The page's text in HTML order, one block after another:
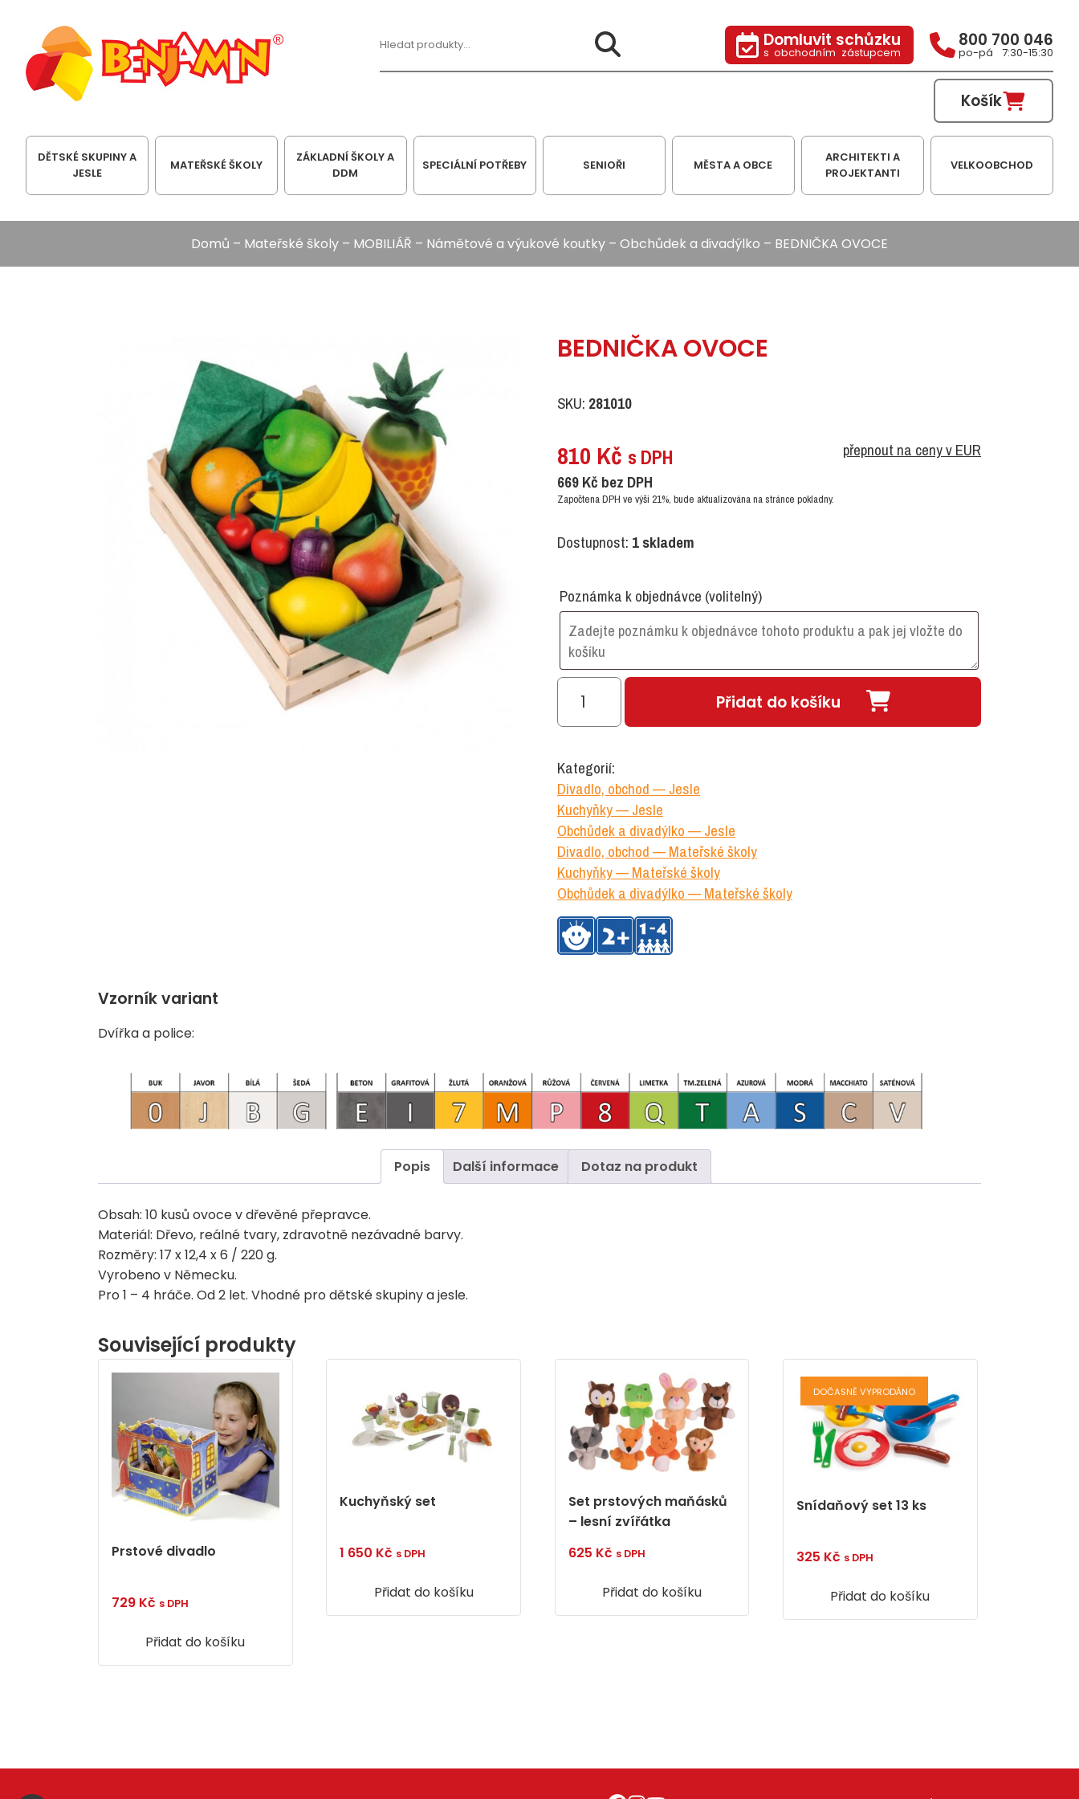
Domluvit schůzku
s obchodním zástupcem
800 700 046
po-pá 7:30-15:30
Hledat:
Košík
DĚTSKÉ SKUPINY A
JESLE
MATEŘSKÉ ŠKOLY
ZÁKLADNÍ ŠKOLY A
DDM
SPECIÁLNÍ POTŘEBY SENIOŘI MĚSTA A OBCE
ARCHITEKTI A
PROJEKTANTI
VELKOOBCHOD
Domů – Mateřské školy – MOBILIÁŘ – Námětové a výukové koutky – Obchůdek a divadýlko – BEDNIČKA OVOCE
BEDNIČKA OVOCE
SKU: 281010
810 Kč s DPH
přepnout na ceny v EUR
669Kč bez DPH
Započtena DPH ve výši 21%, bude aktualizována na stránce pokladny.
Dostupnost: 1 skladem
Poznámka k objednávce (volitelný)
BEDNIČKA
OVOCE
Přidat do košíku
Kategorií:
Divadlo, obchod — Jesle
Kuchyňky — Jesle
Obchůdek a divadýlko — Jesle
Divadlo, obchod — Mateřské školy
Kuchyňky — Mateřské školy
Obchůdek a divadýlko — Mateřské školy
Vzorník variant
Dvířka a police:
Popis Další informace Dotaz na produkt
Obsah: 10 kusů ovoce v dřevěné přepravce.
Materiál: Dřevo, reálné tvary, zdravotně nezávadné barvy.
Rozměry: 17 x 12,4 x 6 / 220 g.
Vyrobeno v Německu.
Pro 1 – 4 hráče. Od 2 let. Vhodné pro dětské skupiny a jesle.
Související produkty
Prstové divadlo
729 Kč s DPH
Přidat do košíku
Kuchyňský set
1 650 Kč s DPH
Přidat do košíku
Set prstových maňásků
– lesní zvířátka
625 Kč s DPH
Přidat do košíku
DOČASNĚ VYPRODÁNO
Snídaňový set 13 ks
325 Kč s DPH
Přidat do košíku